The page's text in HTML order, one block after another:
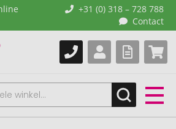
+31 (0) 318 – 728 788
Contact